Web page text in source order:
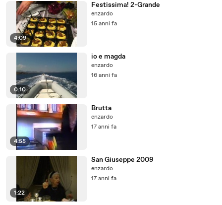
4:09
Festissima! 2-Grande
enzardo
15 anni fa
0:10
io e magda
enzardo
16 anni fa
4:55
Brutta
enzardo
17 anni fa
1:22
San Giuseppe 2009
enzardo
17 anni fa